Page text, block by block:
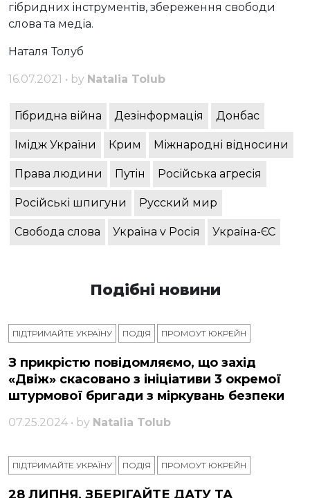
гібридних інструментів, збереження свободи
слова та медіа.
Наталя Толуб
16.07.2021 • by Natalia Tolub
Гібридна війна Дезінформація Донбас
Імідж України Крим Міжнародні відносини
Права людини Путін Російська агресія
Російські шпигуни Русский мир
Свобода слова Україна v Росія Україна-ЄС
Подібні новини
ПІДТРИМАЙТЕ УКРАЇНУ ПОДІЯ ПРОМОУТ ЮКРЕЙН
З прикрістю повідомляємо, що захід
«Двіж» скасовано з ініціативи 3 окремої
штурмової бригади з міркувань безпеки
07.25.2024 • by Natalia Tolub
ПІДТРИМАЙТЕ УКРАЇНУ ПОДІЯ ПРОМОУТ ЮКРЕЙН
28 ЛИПНЯ, ЗБЕРІГАЙТЕ ДАТУ ТА